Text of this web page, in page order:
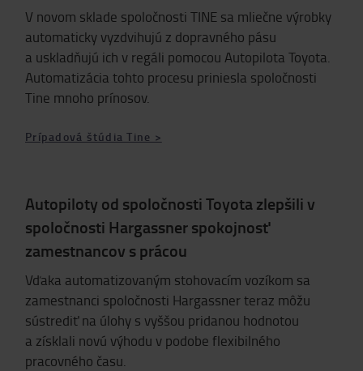
V novom sklade spoločnosti TINE sa mliečne výrobky
automaticky vyzdvihujú z dopravného pásu
a uskladňujú ich v regáli pomocou Autopilota Toyota.
Automatizácia tohto procesu priniesla spoločnosti
Tine mnoho prínosov.
Prípadová štúdia Tine >
Autopiloty od spoločnosti Toyota zlepšili v
spoločnosti Hargassner spokojnosť
zamestnancov s prácou
Vďaka automatizovaným stohovacím vozíkom sa
zamestnanci spoločnosti Hargassner teraz môžu
sústrediť na úlohy s vyššou pridanou hodnotou
a získlali novú výhodu v podobe flexibilného
pracovného času.